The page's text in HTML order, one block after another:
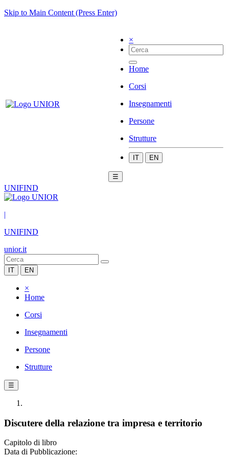
Skip to Main Content (Press Enter)
×
Home
Corsi
Insegnamenti
Persone
Strutture
IT EN
☰
UNIFIND
|
UNIFIND
unior.it
IT EN
×
Home
Corsi
Insegnamenti
Persone
Strutture
☰
Discutere della relazione tra impresa e territorio
Capitolo di libro
Data di Pubblicazione: